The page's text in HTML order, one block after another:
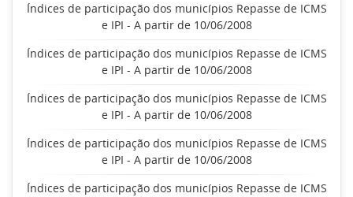
Índices de participação dos municípios Repasse de ICMS
e IPI - A partir de 10/06/2008
Índices de participação dos municípios Repasse de ICMS
e IPI - A partir de 10/06/2008
Índices de participação dos municípios Repasse de ICMS
e IPI - A partir de 10/06/2008
Índices de participação dos municípios Repasse de ICMS
e IPI - A partir de 10/06/2008
Índices de participação dos municípios Repasse de ICMS